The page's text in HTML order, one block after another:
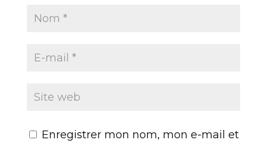
Enregistrer mon nom, mon e-mail et